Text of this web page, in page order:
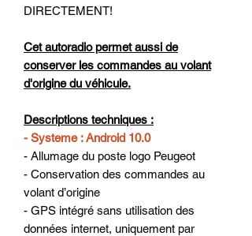
DIRECTEMENT!
Cet autoradio permet aussi de
conserver les commandes au volant
d'origine du véhicule.
Descriptions techniques :
- Systeme : Android 10.0
- Allumage du poste logo Peugeot
- Conservation des commandes au
volant d’origine
- GPS intégré sans utilisation des
données internet, uniquement par